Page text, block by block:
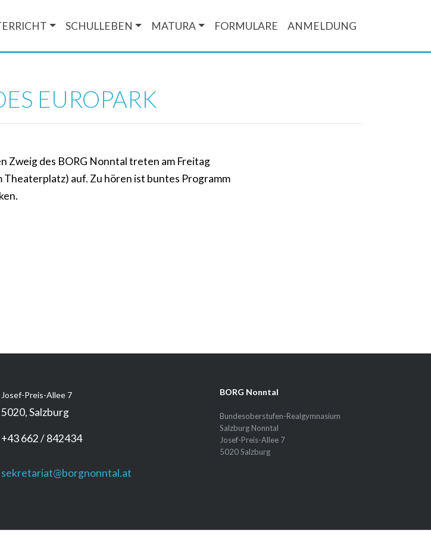
SCHULLEBEN MATURA FORMULARE ANMELDUNG
EUROPARK
Zweig des BORG Nonntal treten am Freitag
Theaterplatz) auf. Zu hören ist buntes Programm
Josef-Preis-Allee 7
5020, Salzburg
+43 662 / 842434
sekretariat@borgnonntal.at
BORG Nonntal
Bundesoberstufen-Realgymnasium
Salzburg Nonntal
Josef-Preis-Allee 7
5020 Salzburg